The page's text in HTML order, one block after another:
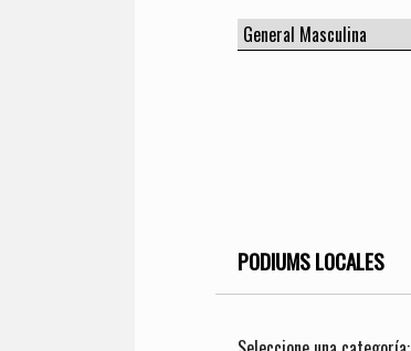
PODIUMS LOCALES